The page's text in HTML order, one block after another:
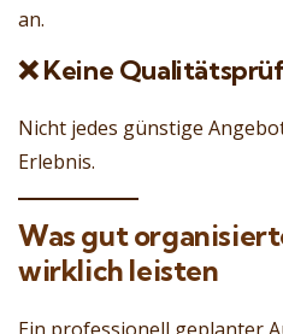
an.
❌ Keine
Nicht jedes günstige
Erlebnis.
Was gut
wirklich leisten